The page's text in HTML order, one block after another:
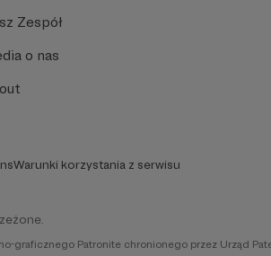
Zespół
o nas
Warunki korzystania z serwisu
graficznego Patronite chronionego przez Urząd